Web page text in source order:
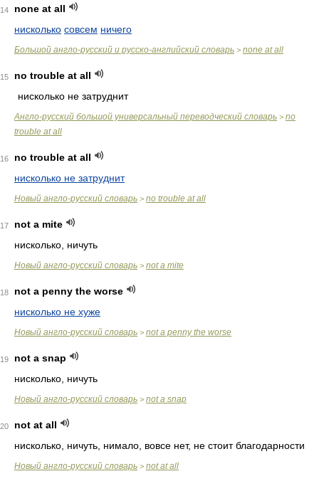
14
none at all
нисколько совсем ничего
Большой англо-русский и русско-английский словарь > none at all
15
no trouble at all
нисколько не затруднит
Англо-русский большой универсальный переводческий словарь > no
trouble at all
16
no trouble at all
нисколько не затруднит
Новый англо-русский словарь > no trouble at all
17
not a mite
нисколько, ничуть
Новый англо-русский словарь > not a mite
18
not a penny the worse
нисколько не хуже
Новый англо-русский словарь > not a penny the worse
19
not a snap
нисколько, ничуть
Новый англо-русский словарь > not a snap
20
not at all
нисколько, ничуть, нимало, вовсе нет, не стоит благодарности
Новый англо-русский словарь > not at all